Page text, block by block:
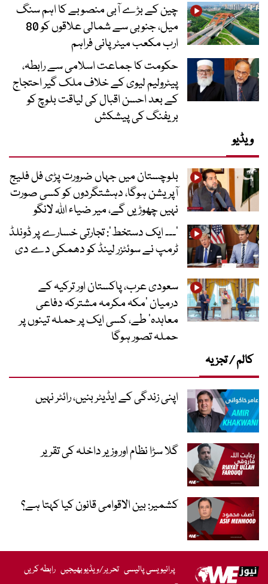
چین کے بڑے آبی منصوبے کا اہم سنگ
میل، جنوبی سے شمالی علاقوں کو 80
ارب مکعب میٹر پانی فراہم
حکومت کا جماعت اسلامی سے رابطہ،
پیٹرولیم لیوی کے خلاف ملک گیر احتجاج
کے بعد احسن اقبال کی لیاقت بلوچ کو
بریفنگ کی پیشکش
ویڈیو
بلوچستان میں جہاں ضرورت پڑی فل فلیج
آپریشن ہوگا، دہشتگردوں کو کسی صورت
نہیں چھوڑیں گے، میر ضیاء اللہ لانگو
’۔۔۔ ایک دستخط‘: تجارتی خسارے پر ڈونلڈ
ٹرمپ نے سوئٹزر لینڈ کو دھمکی دے دی
سعودی عرب، پاکستان اور ترکیہ کے
درمیان ’مکہ مکرمہ مشترکہ دفاعی
معاہدہ‘ طے، کسی ایک پر حملہ تینوں پر
حملہ تصور ہوگا
کالم / تجزیہ
اپنی زندگی کے ایڈیٹر بنیں، رائٹر نہیں
گلا سڑا نظام اور وزیر داخلہ کی تقریر
کشمیر: بین الاقوامی قانون کیا کہتا ہے؟
پرائیویسی پالیسی تحریر/ویڈیو بھیجیں رابطہ کریں